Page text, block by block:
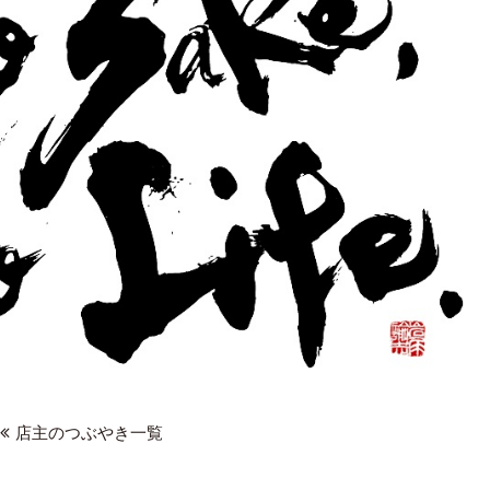
店主のつぶやき一覧